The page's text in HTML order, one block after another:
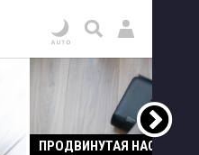
ПРОДВИНУТАЯ НАСАДКА